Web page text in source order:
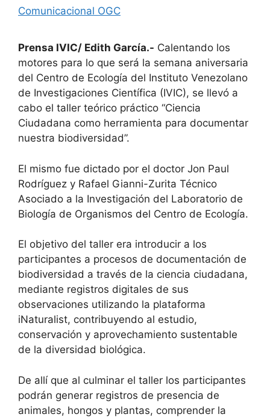
Comunicacional OGC
Prensa IVIC/ Edith García.- Calentando los
motores para lo que será la semana aniversaria
del Centro de Ecología del Instituto Venezolano
de Investigaciones Científica (IVIC), se llevó a
cabo el taller teórico práctico “Ciencia
Ciudadana como herramienta para documentar
nuestra biodiversidad”.
El mismo fue dictado por el doctor Jon Paul
Rodríguez y Rafael Gianni-Zurita Técnico
Asociado a la Investigación del Laboratorio de
Biología de Organismos del Centro de Ecología.
El objetivo del taller era introducir a los
participantes a procesos de documentación de
biodiversidad a través de la ciencia ciudadana,
mediante registros digitales de sus
observaciones utilizando la plataforma
iNaturalist, contribuyendo al estudio,
conservación y aprovechamiento sustentable
de la diversidad biológica.
De allí que al culminar el taller los participantes
podrán generar registros de presencia de
animales, hongos y plantas, comprender la